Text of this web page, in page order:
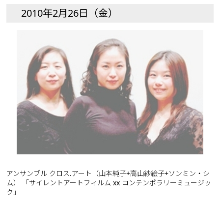
2010年2月26日（金）
アンサンブル クロス.アート（山本純子+高山紗絵子+ソンミン・シ
ム） 「サイレントアートフィルム xx コンテンポラリーミュージッ
ク」